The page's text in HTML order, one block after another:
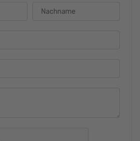
Nachname